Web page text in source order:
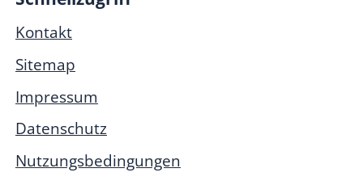
Kontakt
Sitemap
Impressum
Datenschutz
Nutzungsbedingungen